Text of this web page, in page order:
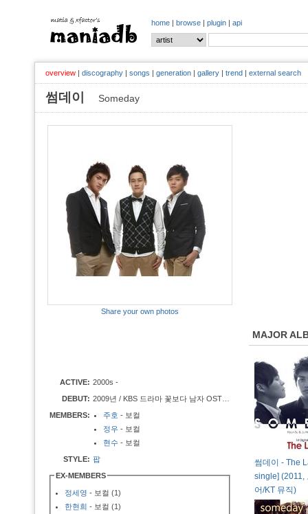
home | browse | plugin | api
overview | discography | songs | generation | gallery | trend | external search
썸데이 Someday
Share your own photos
ACTIVE: 2000s -
DEBUT:
MEMBERS:
주호 - 보컬
정우 - 보컬
현수 - 보컬
STYLE: 팝
EX-MEMBERS
정세영 - 보컬 (1)
한현희 - 보컬 (1)
MAJOR
썸데이 - The
single] (2011,
어/KT 뮤직)